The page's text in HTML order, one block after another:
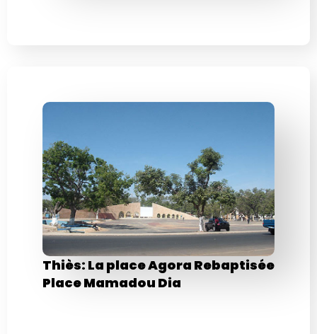
Thiès: La place Agora Rebaptisée
Place Mamadou Dia